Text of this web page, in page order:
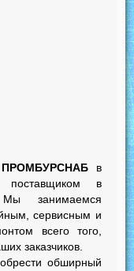
ПРОМБУРСНАБ в
поставщиком в
занимаемся
сервисным и
всего того,
заказчиков.
обширный